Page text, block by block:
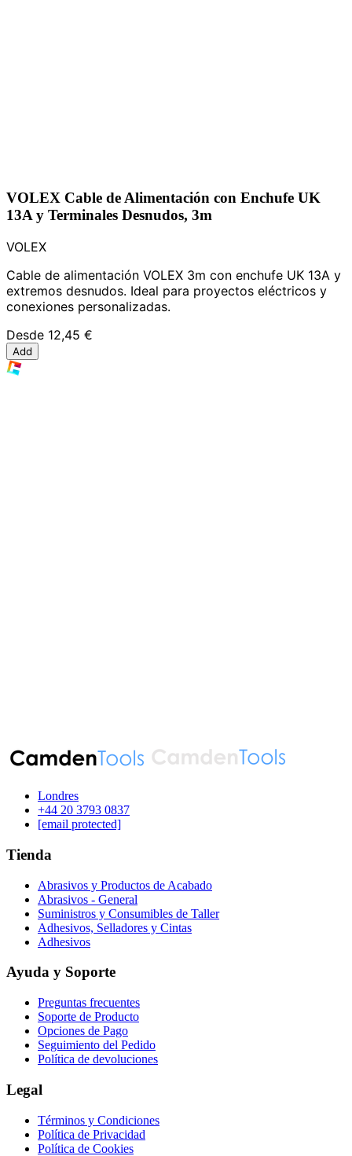
VOLEX Cable de Alimentación con Enchufe UK
13A y Terminales Desnudos, 3m
VOLEX
Cable de alimentación VOLEX 3m con enchufe UK 13A y
extremos desnudos. Ideal para proyectos eléctricos y
conexiones personalizadas.
Desde 12,45 €
Add
Londres
‪+44 20 3793 0837‬
[email protected]
Tienda
Abrasivos y Productos de Acabado
Abrasivos - General
Suministros y Consumibles de Taller
Adhesivos, Selladores y Cintas
Adhesivos
Ayuda y Soporte
Preguntas frecuentes
Soporte de Producto
Opciones de Pago
Seguimiento del Pedido
Política de devoluciones
Legal
Términos y Condiciones
Política de Privacidad
Política de Cookies